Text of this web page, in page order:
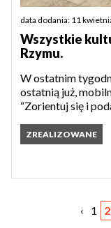
data dodania: 11
Wszystkie
Rzymu.
W ostatnim
ostatnią już,
“Zorientuj się i
ZREALIZOWANE
‹ 1 2